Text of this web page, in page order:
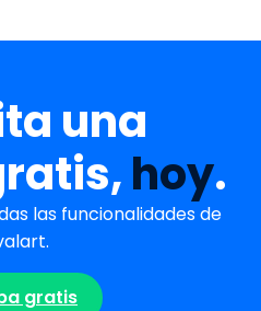
una
hoy.
las funcionalidades de
gratis